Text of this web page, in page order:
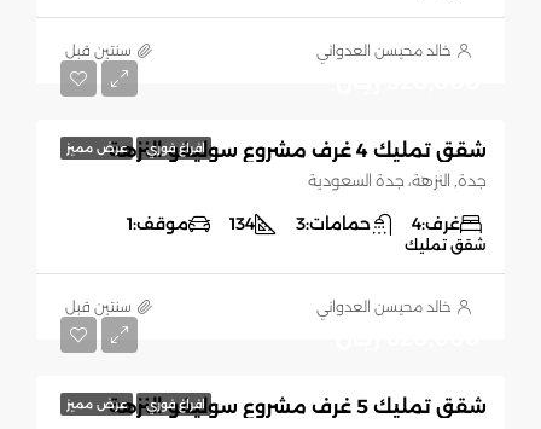
خالد محيسن العدواني ‏سنتين قبل
افراغ فوري عرض مميز شقق تمليك 4 غرف مشروع سوليفو النزهة
جدة, النزهة، جدة السعودية
غرف:4 حمامات:3
134 موقف:1
شقق تمليك
خالد محيسن العدواني ‏سنتين قبل
افراغ فوري عرض مميز شقق تمليك 5 غرف مشروع سوليفو النزهة